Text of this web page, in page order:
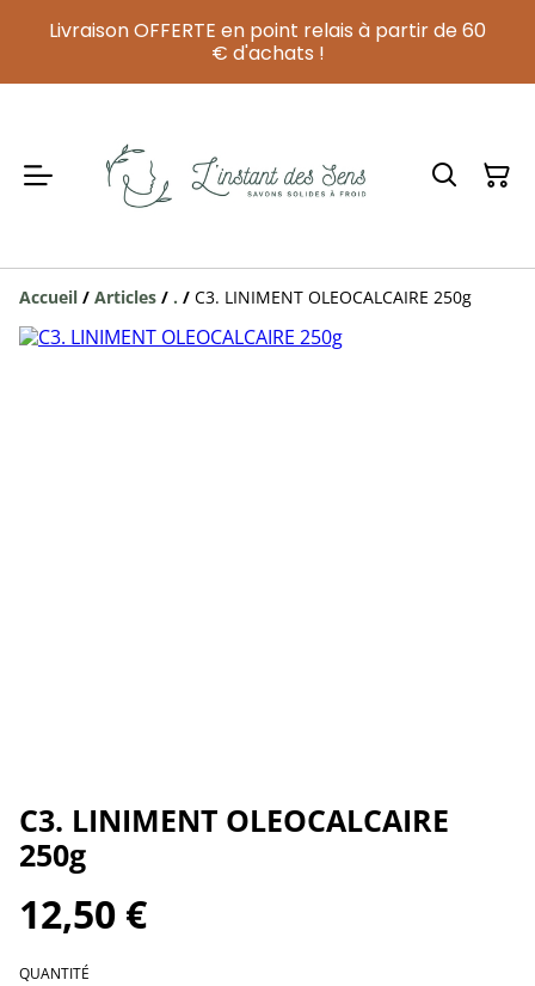
Livraison OFFERTE en point relais à partir de 60
€ d'achats !
Accueil / Articles / . / C3. LINIMENT OLEOCALCAIRE 250g
C3. LINIMENT OLEOCALCAIRE
250g
12,50 €
QUANTITÉ